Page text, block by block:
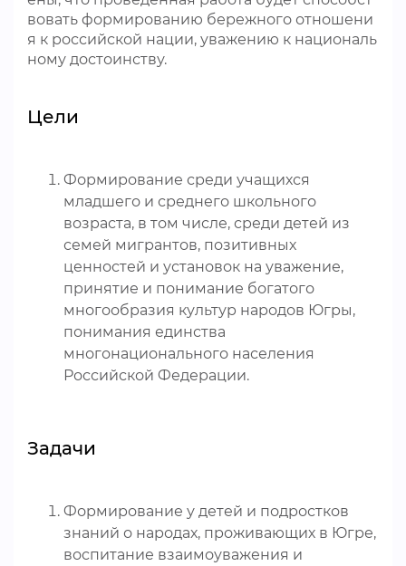
вовать формированию бережного отношени
я к российской нации, уважению к националь
ному достоинству.
Цели
Формирование среди учащихся
младшего и среднего школьного
возраста, в том числе, среди детей из
семей мигрантов, позитивных
ценностей и установок на уважение,
принятие и понимание богатого
многообразия культур народов Югры,
понимания единства
многонационального населения
Российской Федерации.
Задачи
Формирование у детей и подростков
знаний о народах, проживающих в Югре,
воспитание взаимоуважения и